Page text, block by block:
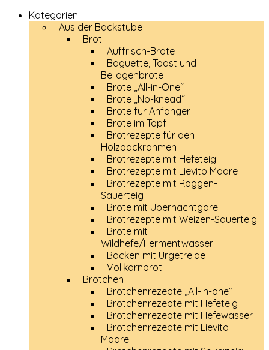
Kategorien
Aus der Backstube
Brot
Auffrisch-Brote
Baguette, Toast und
Beilagenbrote
Brote „All-in-One“
Brote „No-knead“
Brote für Anfänger
Brote im Topf
Brotrezepte für den
Holzbackrahmen
Brotrezepte mit Hefeteig
Brotrezepte mit Lievito Madre
Brotrezepte mit Roggen-
Sauerteig
Brote mit Übernachtgare
Brotrezepte mit Weizen-Sauerteig
Brote mit
Wildhefe/Fermentwasser
Backen mit Urgetreide
Vollkornbrot
Brötchen
Brötchenrezepte „All-in-one“
Brötchenrezepte mit Hefeteig
Brötchenrezepte mit Hefewasser
Brötchenrezepte mit Lievito
Madre